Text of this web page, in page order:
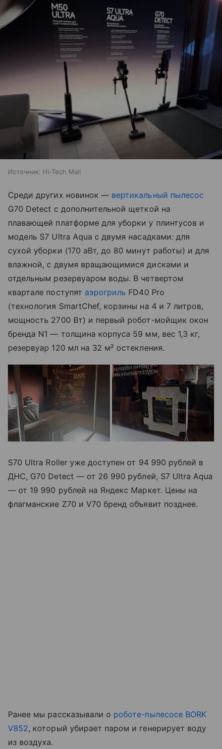
Источник: Hi-Tech Mail
Среди других новинок — вертикальный пылесос
G70 Detect с дополнительной щеткой на
плавающей платформе для уборки у плинтусов и
модель S7 Ultra Aqua с двумя насадками: для
сухой уборки (170 аВт, до 80 минут работы) и для
влажной, с двумя вращающимися дисками и
отдельным резервуаром воды. В четвертом
квартале поступят аэрогриль FD40 Pro
(технология SmartChef, корзины на 4 и 7 литров,
мощность 2700 Вт) и первый робот-мойщик окон
бренда N1 — толщина корпуса 59 мм, вес 1,3 кг,
резервуар 120 мл на 32 м² остекления.
S70 Ultra Roller уже доступен от 94 990 рублей в
ДНС, G70 Detect — от 26 990 рублей, S7 Ultra Aqua
— от 19 990 рублей на Яндекс Маркет. Цены на
флагманские Z70 и V70 бренд объявит позднее.
Ранее мы рассказывали о роботе-пылесосе BORK
V852, который убирает паром и генерирует воду
из воздуха.